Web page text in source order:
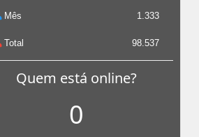
Mês 1.333
Total 98.537
Quem está online?
0